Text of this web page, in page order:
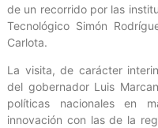
de un recorrido por las
Tecnológico Simón
Carlota.
La visita, de carácter
del gobernador Luis
políticas nacionales en
innovación con las de la